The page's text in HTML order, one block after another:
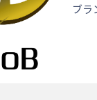
ブラ